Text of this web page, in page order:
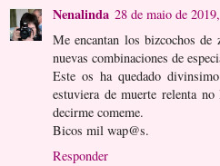
Nenalinda 28 de maio de
Me encantan los bizcochos de
nuevas combinaciones de
Este os ha quedado
estuviera de muerte relenta
decirme comeme.
Bicos mil wap@s.
Responder